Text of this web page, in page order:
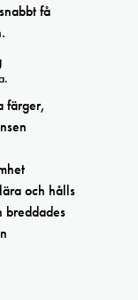
få
färger,
och hålls
breddades